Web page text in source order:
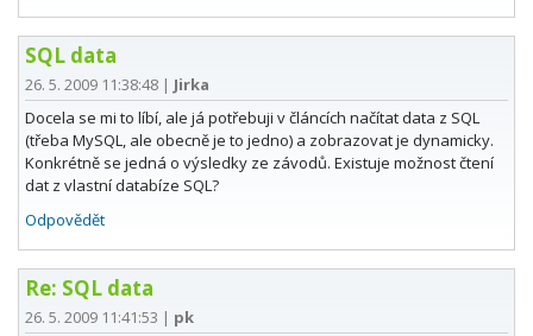
SQL data
26. 5. 2009 11:38:48 | Jirka
Docela se mi to líbí, ale já potřebuji v článcích načítat data z SQL
(třeba MySQL, ale obecně je to jedno) a zobrazovat je dynamicky.
Konkrétně se jedná o výsledky ze závodů. Existuje možnost čtení
dat z vlastní databíze SQL?
Odpovědět
Re: SQL data
26. 5. 2009 11:41:53 | pk